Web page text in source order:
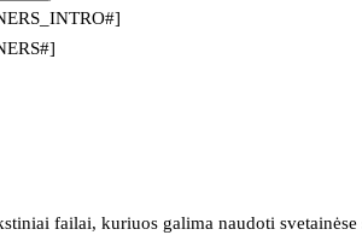
failai, kuriuos galima naudoti